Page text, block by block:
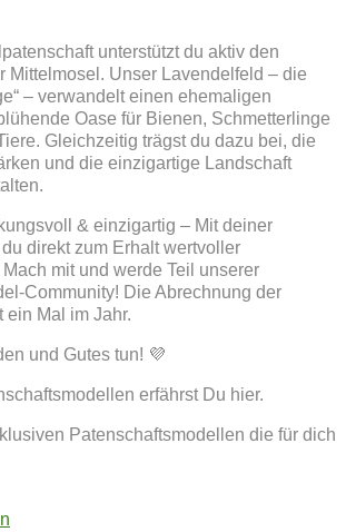
unterstützt du aktiv den
Mittelmosel. Unser Lavendelfeld – die
– verwandelt einen ehemaligen
Oase für Bienen, Schmetterlinge
Gleichzeitig trägst du dazu bei, die
und die einzigartige Landschaft
& einzigartig – Mit deiner
direkt zum Erhalt wertvoller
mit und werde Teil unserer
Community! Die Abrechnung der
ein Mal im Jahr.
und Gutes tun! 💜
erfährst Du hier.
Patenschaftsmodellen die für dich